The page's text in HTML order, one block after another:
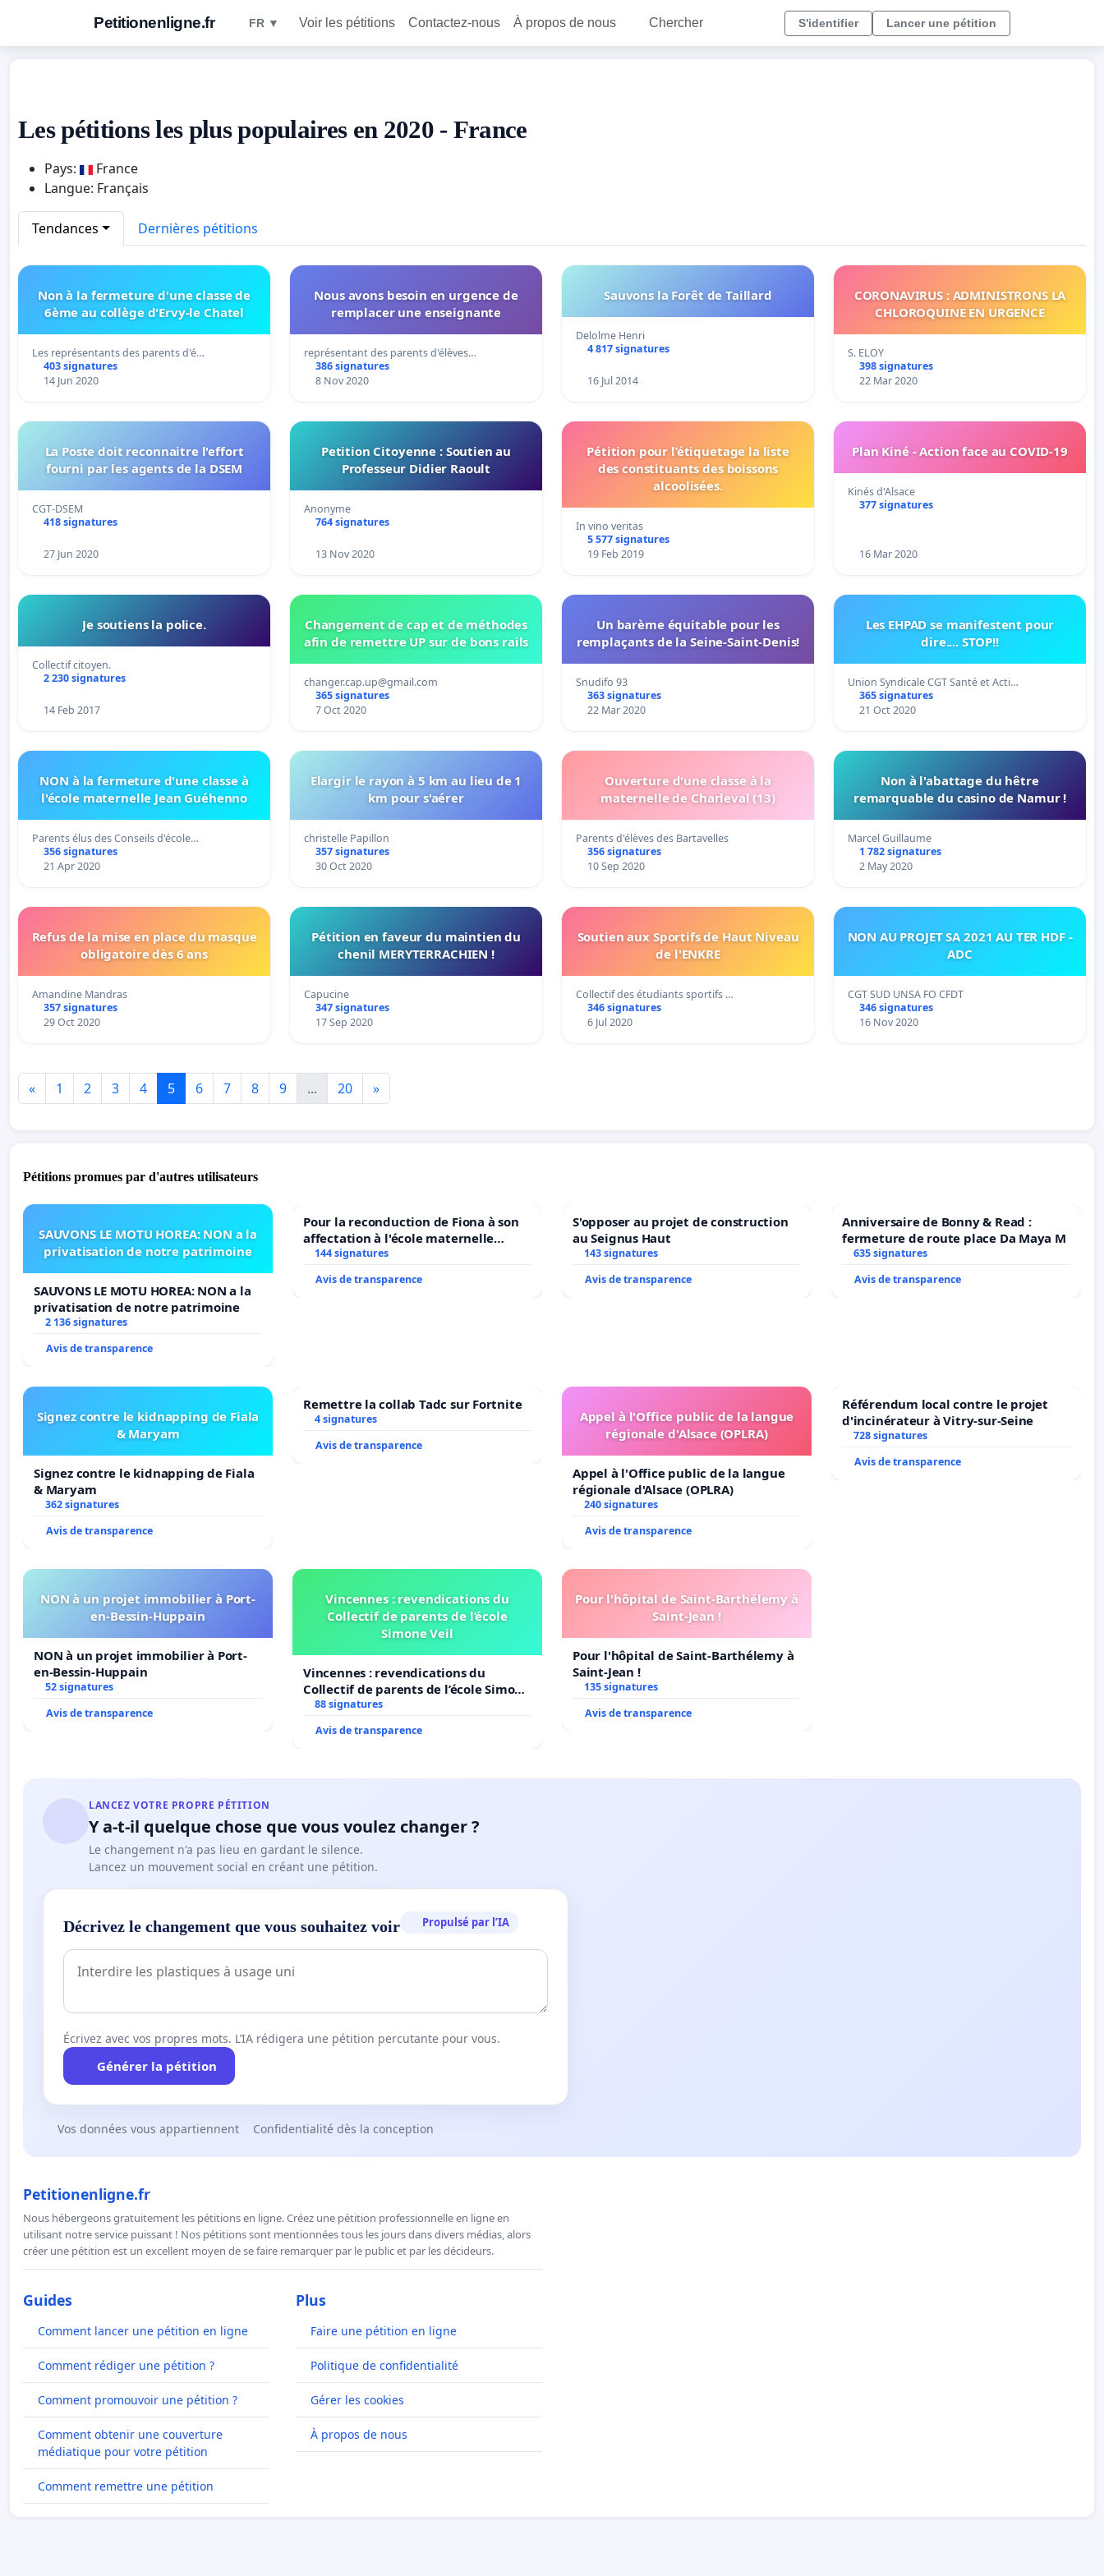
Petitionenligne.fr FR ▼ Voir les pétitions Contactez-nous À propos de nous Chercher S'identifier Lancer une pétition
Les pétitions les plus populaires en 2020 - France
Pays:
France
Langue: Français
Tendances Dernières pétitions
Non à la fermeture d'une classe de
6ème au collège d'Ervy-le Chatel
Les représentants des parents d'é…
403 signatures
14 Jun 2020
Nous avons besoin en urgence de
remplacer une enseignante
représentant des parents d'élèves…
386 signatures
8 Nov 2020
Sauvons la Forêt de Taillard
Delolme Henri
4 817 signatures
16 Jul 2014
CORONAVIRUS : ADMINISTRONS LA
CHLOROQUINE EN URGENCE
S. ELOY
398 signatures
22 Mar 2020
La Poste doit reconnaitre l'effort
fourni par les agents de la DSEM
CGT-DSEM
418 signatures
27 Jun 2020
Petition Citoyenne : Soutien au
Professeur Didier Raoult
Anonyme
764 signatures
13 Nov 2020
Pétition pour l’étiquetage la liste
des constituants des boissons
alcoolisées.
In vino veritas
5 577 signatures
19 Feb 2019
Plan Kiné - Action face au COVID-19
Kinés d'Alsace
377 signatures
16 Mar 2020
Je soutiens la police.
Collectif citoyen.
2 230 signatures
14 Feb 2017
Changement de cap et de méthodes
afin de remettre UP sur de bons rails
changer.cap.up@gmail.com
365 signatures
7 Oct 2020
Un barème équitable pour les
remplaçants de la Seine-Saint-Denis!
Snudifo 93
363 signatures
22 Mar 2020
Les EHPAD se manifestent pour
dire.... STOP!!
Union Syndicale CGT Santé et Acti…
365 signatures
21 Oct 2020
NON à la fermeture d'une classe à
l'école maternelle Jean Guéhenno
Parents élus des Conseils d'école…
356 signatures
21 Apr 2020
Elargir le rayon à 5 km au lieu de 1
km pour s'aérer
christelle Papillon
357 signatures
30 Oct 2020
Ouverture d'une classe à la
maternelle de Charleval (13)
Parents d'élèves des Bartavelles
356 signatures
10 Sep 2020
Non à l'abattage du hêtre
remarquable du casino de Namur !
Marcel Guillaume
1 782 signatures
2 May 2020
Refus de la mise en place du masque
obligatoire dès 6 ans
Amandine Mandras
357 signatures
29 Oct 2020
Pétition en faveur du maintien du
chenil MERYTERRACHIEN !
Capucine
347 signatures
17 Sep 2020
Soutien aux Sportifs de Haut Niveau
de l'ENKRE
Collectif des étudiants sportifs …
346 signatures
6 Jul 2020
NON AU PROJET SA 2021 AU TER HDF -
ADC
CGT SUD UNSA FO CFDT
346 signatures
16 Nov 2020
« 1 2 3 4 5 6 7 8 9 ... 20 »
Pétitions promues par d'autres utilisateurs
SAUVONS LE MOTU HOREA: NON a la
privatisation de notre patrimoine
SAUVONS LE MOTU HOREA: NON a la
privatisation de notre patrimoine
2 136 signatures
Avis de transparence
Pour la reconduction de Fiona à son
affectation à l'école maternelle
LAMARTINE auprès de Léo N. en
2026/2027
144 signatures
Avis de transparence
S'opposer au projet de construction
au Seignus Haut
143 signatures
Avis de transparence
Anniversaire de Bonny & Read :
fermeture de route place Da Maya M
635 signatures
Avis de transparence
Signez contre le kidnapping de Fiala
& Maryam
Signez contre le kidnapping de Fiala
& Maryam
362 signatures
Avis de transparence
Remettre la collab Tadc sur Fortnite
4 signatures
Avis de transparence
Appel à l'Office public de la langue
régionale d'Alsace (OPLRA)
Appel à l'Office public de la langue
régionale d'Alsace (OPLRA)
240 signatures
Avis de transparence
Référendum local contre le projet
d'incinérateur à Vitry-sur-Seine
728 signatures
Avis de transparence
NON à un projet immobilier à Port-
en-Bessin-Huppain
NON à un projet immobilier à Port-
en-Bessin-Huppain
52 signatures
Avis de transparence
Vincennes : revendications du
Collectif de parents de l’école
Simone Veil
Vincennes : revendications du
Collectif de parents de l’école Simone
Veil
88 signatures
Avis de transparence
Pour l'hôpital de Saint-Barthélemy à
Saint-Jean !
Pour l'hôpital de Saint-Barthélemy à
Saint-Jean !
135 signatures
Avis de transparence
LANCEZ VOTRE PROPRE PÉTITION
Y a-t-il quelque chose que vous voulez changer ?
Le changement n'a pas lieu en gardant le silence.
Lancez un mouvement social en créant une pétition.
Décrivez le changement que vous souhaitez voir Propulsé par l’IA
Écrivez avec vos propres mots. L’IA rédigera une pétition percutante pour vous.
Générer la pétition
Vos données vous appartiennent Confidentialité dès la conception
Petitionenligne.fr
Nous hébergeons gratuitement les pétitions en ligne. Créez une pétition professionnelle en ligne en
utilisant notre service puissant ! Nos pétitions sont mentionnées tous les jours dans divers médias, alors
créer une pétition est un excellent moyen de se faire remarquer par le public et par les décideurs.
Guides
Comment lancer une pétition en ligne
Comment rédiger une pétition ?
Comment promouvoir une pétition ?
Comment obtenir une couverture
médiatique pour votre pétition
Comment remettre une pétition
Plus
Faire une pétition en ligne
Politique de confidentialité
Gérer les cookies
À propos de nous